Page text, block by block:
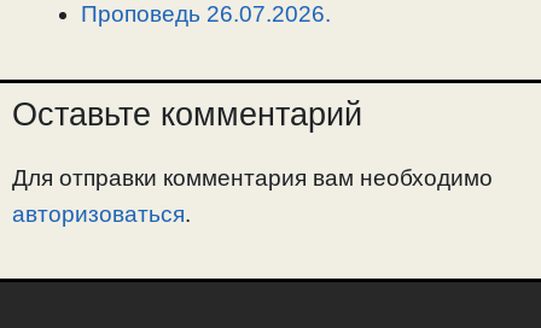
Проповедь 26.07.2026.
Оставьте комментарий
Для отправки комментария вам необходимо
авторизоваться.